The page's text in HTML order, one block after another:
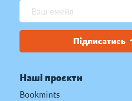
Підписатись
Наші проєкти
Bookmints